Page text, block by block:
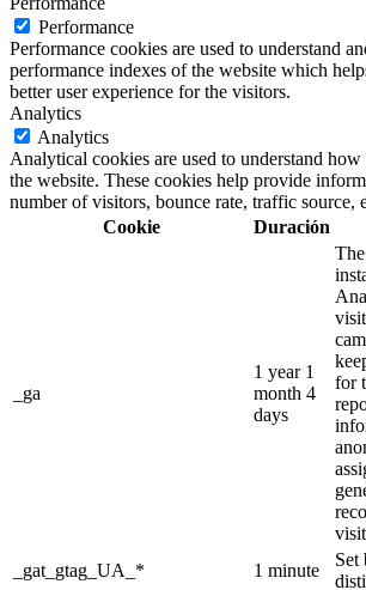
Performance
Performance cookies are used to understand
performance indexes of the website which
better user experience for the visitors.
Analytics
Analytics
Analytical cookies are used to understand
the website. These cookies help provide
number of visitors, bounce rate, traffic source,
Cookie
Duración
_ga
1 year 1
month 4
days
for
_gat_gtag_UA_*
1 minute
Set